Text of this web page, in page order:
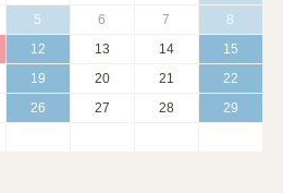
5 6 7
8
12 13 14
15
19 20 21
22
26 27 28
29